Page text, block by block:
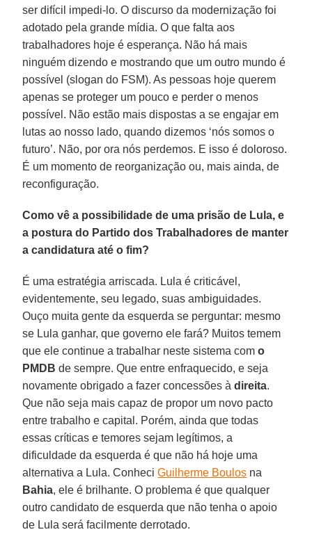
ser difícil impedi-lo. O discurso da modernização foi
adotado pela grande mídia. O que falta aos
trabalhadores hoje é esperança. Não há mais
ninguém dizendo e mostrando que um outro mundo é
possível (slogan do FSM). As pessoas hoje querem
apenas se proteger um pouco e perder o menos
possível. Não estão mais dispostas a se engajar em
lutas ao nosso lado, quando dizemos ‘nós somos o
futuro’. Não, por ora nós perdemos. E isso é doloroso.
É um momento de reorganização ou, mais ainda, de
reconfiguração.
Como vê a possibilidade de uma prisão de Lula, e
a postura do Partido dos Trabalhadores de manter
a candidatura até o fim?
É uma estratégia arriscada. Lula é criticável,
evidentemente, seu legado, suas ambiguidades.
Ouço muita gente da esquerda se perguntar: mesmo
se Lula ganhar, que governo ele fará? Muitos temem
que ele continue a trabalhar neste sistema como
PMDB de sempre. Que entre enfraquecido, e seja
novamente obrigado a fazer concessões àdireita.
Que não seja mais capaz de propor um novo pacto
entre trabalho e capital. Porém, ainda que todas
essas críticas e temores sejam legítimos, a
dificuldade da esquerda é que não há hoje uma
alternativa a Lula. ConheciGuilherme Boulos na
Bahia, ele é brilhante. O problema é que qualquer
outro candidato de esquerda que não tenha o apoio
de Lula será facilmente derrotado.